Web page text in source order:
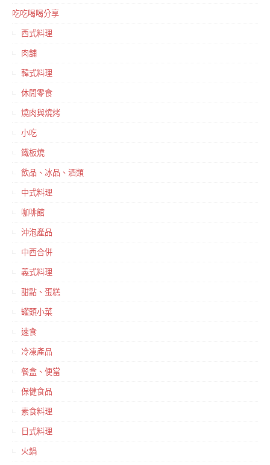
吃吃喝喝分享
西式料理
肉舖
韓式料理
休閒零食
燒肉與燒烤
小吃
鐵板燒
飲品、冰品、酒類
中式料理
咖啡館
沖泡產品
中西合併
義式料理
甜點、蛋糕
罐頭小菜
速食
冷凍產品
餐盒、便當
保健食品
素食料理
日式料理
火鍋